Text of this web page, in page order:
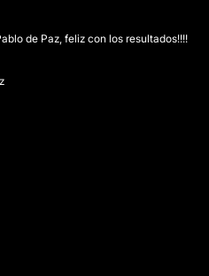
de Paz, feliz con los resultados!!!!